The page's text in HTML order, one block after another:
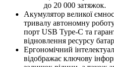
до 20 000 затяжок.
Акумулятор великої
тривалу автономну
порт USB Type-C та
відновлення ресурсу
Ергономічний
відображає ключову